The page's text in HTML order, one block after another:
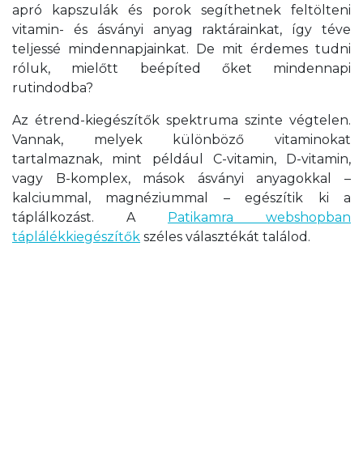
apró kapszulák és porok segíthetnek feltölteni
vitamin- és ásványi anyag raktárainkat, így téve
teljessé mindennapjainkat. De mit érdemes tudni
róluk, mielőtt beépíted őket mindennapi
rutindodba?
Az étrend-kiegészítők spektruma szinte végtelen.
Vannak, melyek különböző vitaminokat
tartalmaznak, mint például C-vitamin, D-vitamin,
vagy B-komplex, mások ásványi anyagokkal –
kalciummal, magnéziummal – egészítik ki a
táplálkozást. A
Patikamra webshopban
táplálékkiegészítők széles választékát találod.